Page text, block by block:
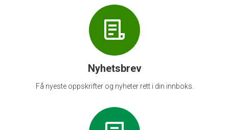
Nyhetsbrev
Få nyeste oppskrifter og nyheter rett i din innboks.